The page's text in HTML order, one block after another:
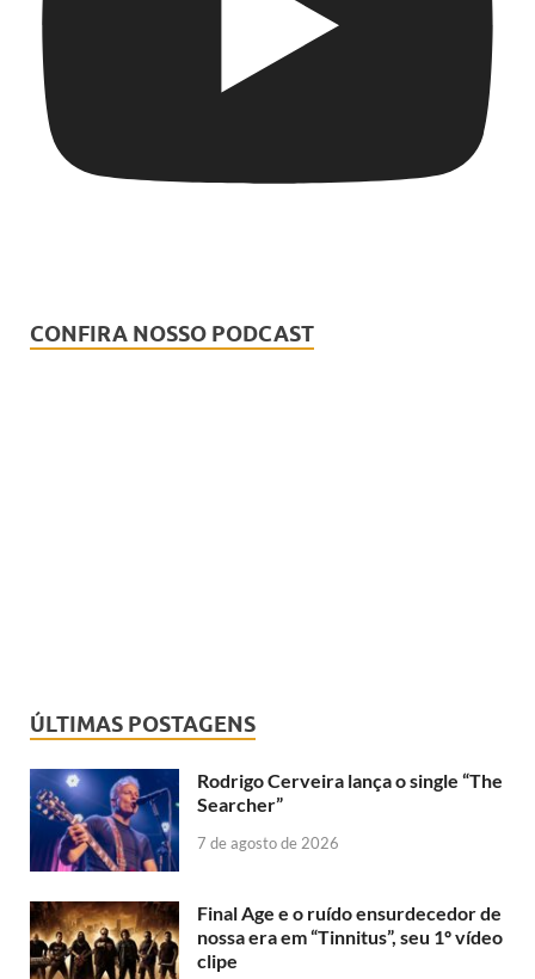
CONFIRA NOSSO PODCAST
ÚLTIMAS POSTAGENS
Rodrigo Cerveira lança o single “The
Searcher”
7 de agosto de 2026
Final Age e o ruído ensurdecedor de
nossa era em “Tinnitus”, seu 1º vídeo
clipe